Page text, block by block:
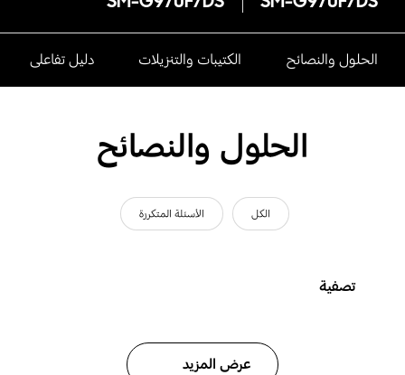
الحلول والنصائح الكتيبات والتنزيلات دليل تفاعلى
الحلول والنصائح
الكل الأسئلة المتكررة
تصفية
عرض المزيد